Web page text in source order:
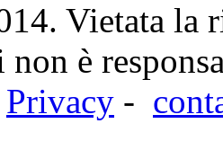
Vietata la
è
Privacy -